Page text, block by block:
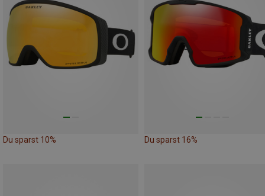
Du sparst 10% Du sparst 16%